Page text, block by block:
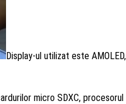
Display-ul utilizat este
micro SDXC,